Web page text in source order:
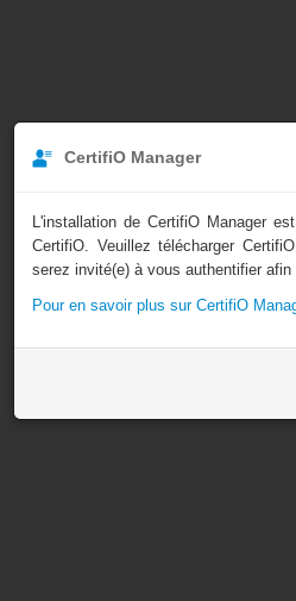
CertifiO Manager
L'installation de CertifiO Manager
CertifiO. Veuillez télécharger
serez invité(e) à vous authentifier
Pour en savoir plus sur CertifiO